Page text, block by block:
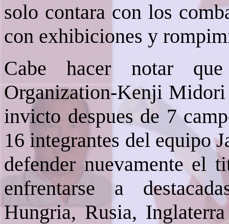
solo contara con los
con exhibiciones y
Cabe hacer notar
Organization-Kenji
invicto despues de 7
16 integrantes del equipo
defender nuevamente el
enfrentarse a
Hungria, Rusia,